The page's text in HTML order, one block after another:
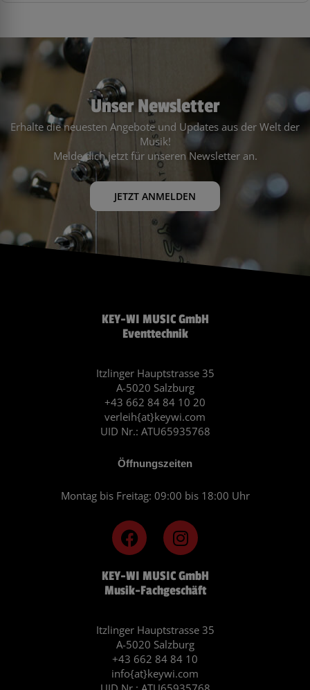
Unser Newsletter
Erhalte die neuesten Angebote und Updates aus der Welt der
Musik!
Melde dich jetzt für unseren Newsletter an.
JETZT ANMELDEN
KEY-WI MUSIC GmbH
Musik-Fachgeschäft
Itzlinger Hauptstrasse 35
A-5020 Salzburg
+43 662 84 84 10
info{at}keywi.com
F
a
c
e
b
o
k
I
n
s
t
a
r
a
m
KEY-WI MUSIC GmbH
Eventtechnik
Itzlinger Hauptstrasse 35
A-5020 Salzburg
+43 662 84 84 10 20
verleih{at}keywi.com
UID Nr.: ATU65935768
Öffnungszeiten
Montag bis Freitag: 09:00 bis 18:00 Uhr